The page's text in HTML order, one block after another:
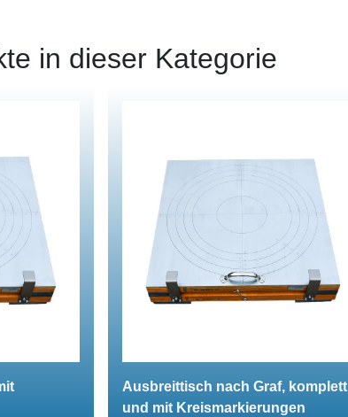
in dieser Kategorie
Ausbreittisch nach Graf, komplett
und mit Kreismarkierungen